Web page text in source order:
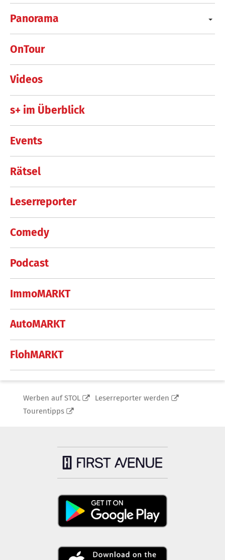
Panorama
OnTour
Videos
s+ im Überblick
Events
Rätsel
Leserreporter
Comedy
Podcast
ImmoMARKT
AutoMARKT
FlohMARKT
Werben auf STOL
Leserreporter werden
Tourentipps